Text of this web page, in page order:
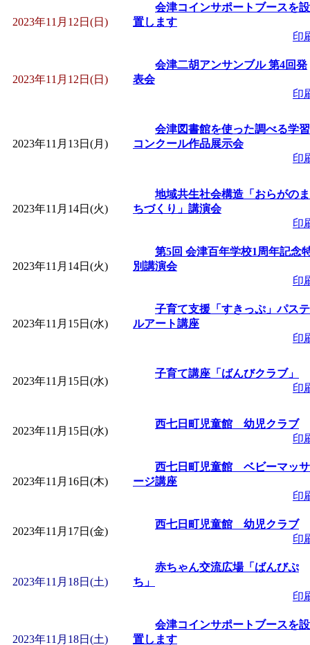
2023年11月12日(日)
会津コインサポートブースを設
置します
印
2023年11月12日(日)
会津二胡アンサンブル 第4回発
表会
印
2023年11月13日(月)
会津図書館を使った調べる学習
コンクール作品展示会
印
2023年11月14日(火)
地域共生社会構造「おらがのま
ちづくり」講演会
印
2023年11月14日(火)
第5回 会津百年学校1周年記念
別講演会
印
2023年11月15日(水)
子育て支援「すきっぷ」パステ
ルアート講座
印
2023年11月15日(水)
子育て講座「ばんびクラブ」
印
2023年11月15日(水)
西七日町児童館 幼児クラブ
印
2023年11月16日(木)
西七日町児童館 ベビーマッサ
ージ講座
印
2023年11月17日(金)
西七日町児童館 幼児クラブ
印
2023年11月18日(土)
赤ちゃん交流広場「ばんびぷ
ち」
印
2023年11月18日(土)
会津コインサポートブースを設
置します